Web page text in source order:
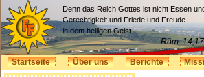
Denn das Reich Gottes ist nicht Essen
Gerechtigkeit und Friede und Freude
in dem heiligen Geist.
Röm. 14,17
Startseite Über uns Berichte